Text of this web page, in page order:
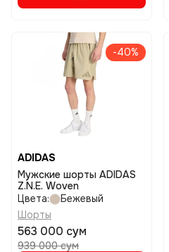
-40%
ADIDAS
Мужские шорты ADIDAS
Z.N.E. Woven
Цвета:
Бежевый
Шорты
563 000 сум
939 000 сум